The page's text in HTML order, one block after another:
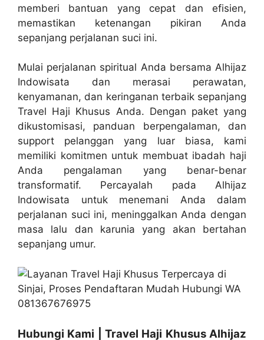
memberi bantuan yang cepat dan efisien,
memastikan ketenangan pikiran Anda
sepanjang perjalanan suci ini.
Mulai perjalanan spiritual Anda bersama Alhijaz
Indowisata dan merasai perawatan,
kenyamanan, dan keringanan terbaik sepanjang
Travel Haji Khusus Anda. Dengan paket yang
dikustomisasi, panduan berpengalaman, dan
support pelanggan yang luar biasa, kami
memiliki komitmen untuk membuat ibadah haji
Anda pengalaman yang benar-benar
transformatif. Percayalah pada Alhijaz
Indowisata untuk menemani Anda dalam
perjalanan suci ini, meninggalkan Anda dengan
masa lalu dan karunia yang akan bertahan
sepanjang umur.
Hubungi Kami | Travel Haji Khusus Alhijaz